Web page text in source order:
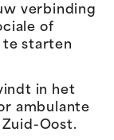
verbinding
of
te starten
in het
ambulante
Oost.